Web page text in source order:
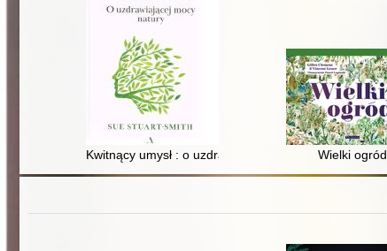
Kwitnący umysł : o uzdrawiającej mocy naturyWielki ogród